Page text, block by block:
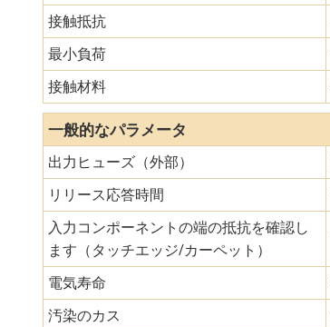
接触抵抗
最小負荷
接触材料
一般的なパラメータ
出力ヒューズ（外部）
リリース応答時間
入力コンポーネントの端の抵抗を確認し
ます（タッチエッジ/カーペット）
電気寿命
汚染のカス